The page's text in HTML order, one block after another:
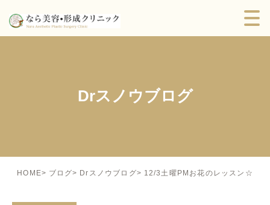
Drスノウブログ
HOME ブログ Drスノウブログ 12/3土曜PMお花のレッスン☆